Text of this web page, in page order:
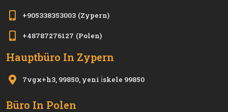
+905338353003 (Zypern)
+48787276127 (Polen)
Hauptbüro In Zypern
7vgx+h3, 99850, yeni i̇skele 99850
Büro In Polen